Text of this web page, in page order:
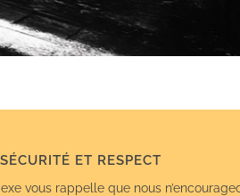
SÉCURITÉ ET RESPECT
vous rappelle que nous